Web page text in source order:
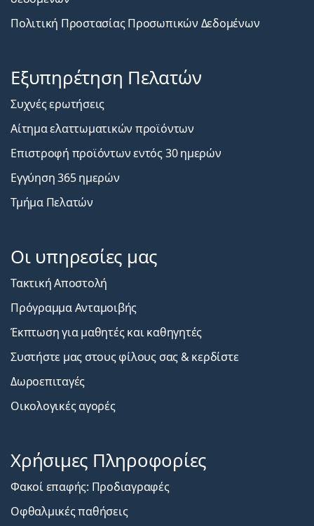
Πολιτική Προστασίας Προσωπικών Δεδομένων
Εξυπηρέτηση Πελατών
Συχνές ερωτήσεις
Αίτημα ελαττωματικών προϊόντων
Επιστροφή προϊόντων εντός 30 ημερών
Εγγύηση 365 ημερών
Τμήμα Πελατών
Οι υπηρεσίες μας
Τακτική Αποστολή
Πρόγραμμα Ανταμοιβής
Έκπτωση για μαθητές και καθηγητές
Συστήστε μας στους φίλους σας & κερδίστε
Δωροεπιταγές
Οικολογικές αγορές
Χρήσιμες Πληροφορίες
Φακοί επαφής: Προδιαγραφές
Οφθαλμικές παθήσεις